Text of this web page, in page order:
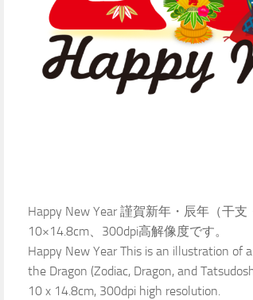
Happy New Year 謹賀新年・辰年（干
10×14.8cm、300dpi高解像度です。
Happy New Year This is an illustration of
the Dragon (Zodiac, Dragon, and
10 x 14.8cm, 300dpi high resolution.